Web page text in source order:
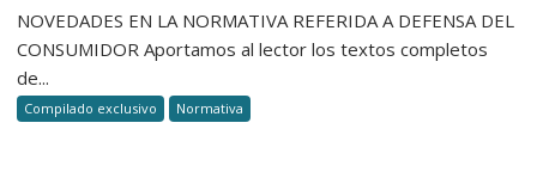
REFERIDA
DEFENSA
NOVEDADES EN LA NORMATIVA REFERIDA A DEFENSA DEL
CONSUMIDOR Aportamos al lector los textos completos
de...
Compilado exclusivo Normativa